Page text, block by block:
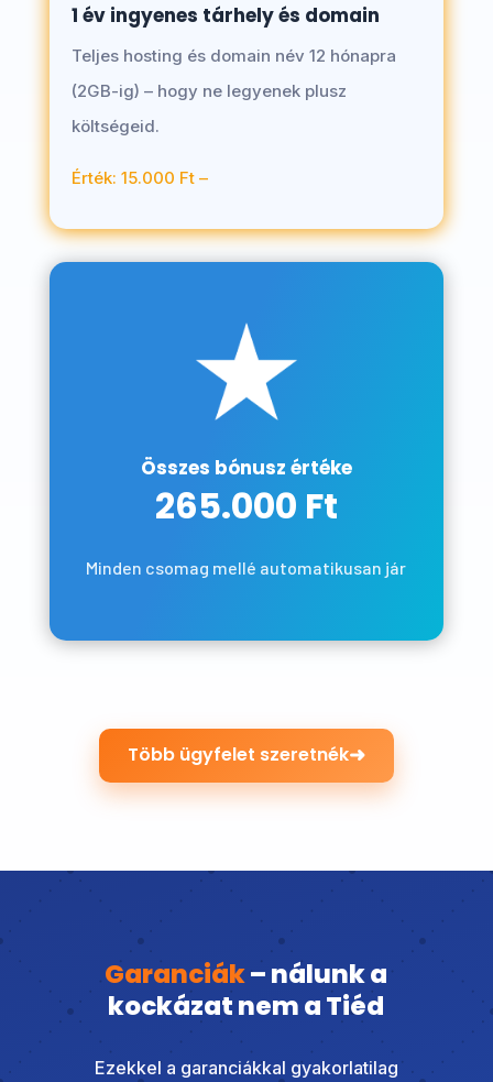
1 év ingyenes tárhely és domain
Teljes hosting és domain név 12 hónapra
(2GB-ig) – hogy ne legyenek plusz
költségeid.
Érték: 15.000 Ft –
Összes bónusz értéke
265.000 Ft
Minden csomag mellé automatikusan jár
Több ügyfelet szeretnék➜
Garanciák– nálunk a
kockázat nem a Tiéd
Ezekkel a garanciákkal gyakorlatilag